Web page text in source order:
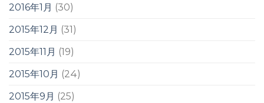
2016年1月 (30)
2015年12月 (31)
2015年11月 (19)
2015年10月 (24)
2015年9月 (25)